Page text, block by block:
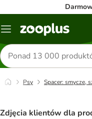
Menu
Szukaj
produktów
Psy Spacer: smycze,
Zdjęcia klientów dla